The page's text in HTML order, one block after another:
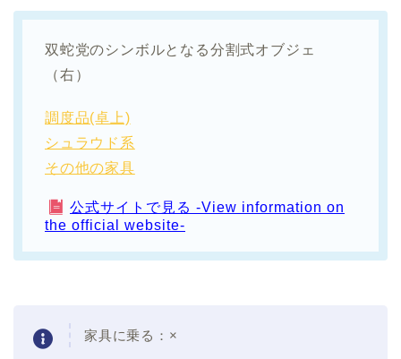
双蛇党のシンボルとなる分割式オブジェ
（右）
調度品(卓上)
シュラウド系
その他の家具
公式サイトで見る -View information on
the official website-
家具に乗る：×